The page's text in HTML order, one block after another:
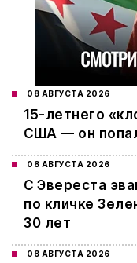
08 АВГУСТА 2026
15-летнего
США — он
08 АВГУСТА 2026
С Эвереста
по кличке
30 лет
08 АВГУСТА 2026